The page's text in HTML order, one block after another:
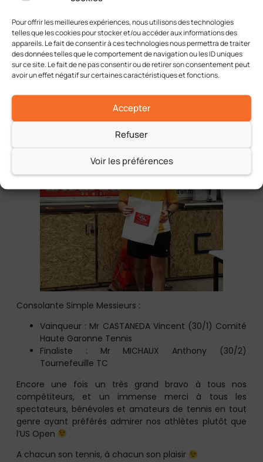
Pour offrir les meilleures expériences, nous utilisons des technologies
telles que les cookies pour stocker et/ou accéder aux informations des
appareils. Le fait de consentir à ces technologies nous permettra de traiter
des données telles que le comportement de navigation ou les ID uniques
sur ce site. Le fait de ne pas consentir ou de retirer son consentement peut
avoir un effet négatif sur certaines caractéristiques et fonctions.
Accepter
Refuser
Voir les préférences
Simple Messieurs +45 :
Vainqueur : Mr DILLARD Laurent (15/2) TC
Consolante Simple Messieurs :
Vainqueur : Mr CASTANEDA Vincent (30/1) Comité
Haute Garonne Tennis
Finaliste : Mr MICHAUX Anthony (30/2)
Tournefeuille TC
Encore une fois un très grand bravo à tous nos
compétiteurs, et un immense merci à tous les
spectateurs, bénévoles et amateurs de tennis en tout
genre ayant préférés admirer nos athlètes plutôt que
l’US Open
A chacun son tennis, à chacun son plaisir